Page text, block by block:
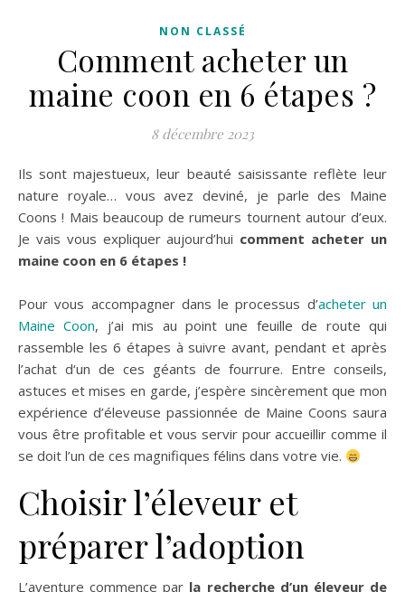
NON CLASSÉ
Comment acheter un
maine coon en 6 étapes ?
8 décembre 2023
Ils sont majestueux, leur beauté saisissante reflète leur
nature royale… vous avez deviné, je parle des Maine
Coons ! Mais beaucoup de rumeurs tournent autour d’eux.
Je vais vous expliquer aujourd’hui comment acheter un
maine coon en 6 étapes !
Pour vous accompagner dans le processus d’acheter un
Maine Coon, j’ai mis au point une feuille de route qui
rassemble les 6 étapes à suivre avant, pendant et après
l’achat d‘un de ces géants de fourrure. Entre conseils,
astuces et mises en garde, j’espère sincèrement que mon
expérience d’éleveuse passionnée de Maine Coons saura
vous être profitable et vous servir pour accueillir comme il
se doit l’un de ces magnifiques félins dans votre vie.
Choisir l’éleveur et
préparer l’adoption
L’aventure commence par la recherche d’un éleveur de